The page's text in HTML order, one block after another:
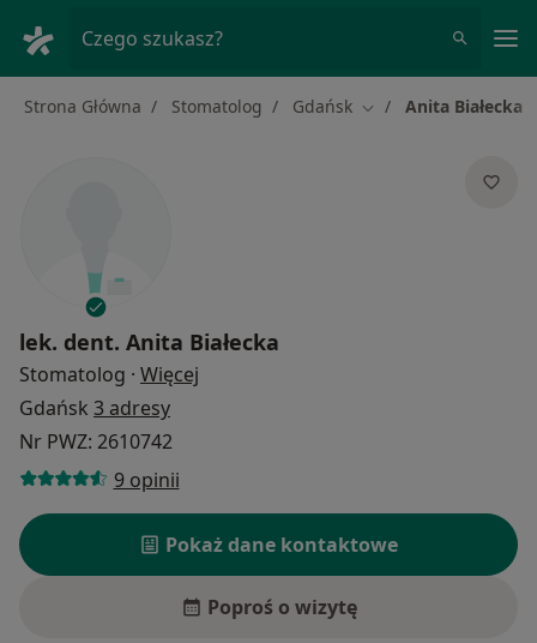
Czego szukasz?
Strona Główna Stomatolog Gdańsk Zmień miasto
Anita Białecka
lek. dent. Anita Białecka
Stomatolog · Więcej
Gdańsk 3 adresy
Nr PWZ: 2610742
9 opinii
Pokaż dane kontaktowe
Poproś o wizytę